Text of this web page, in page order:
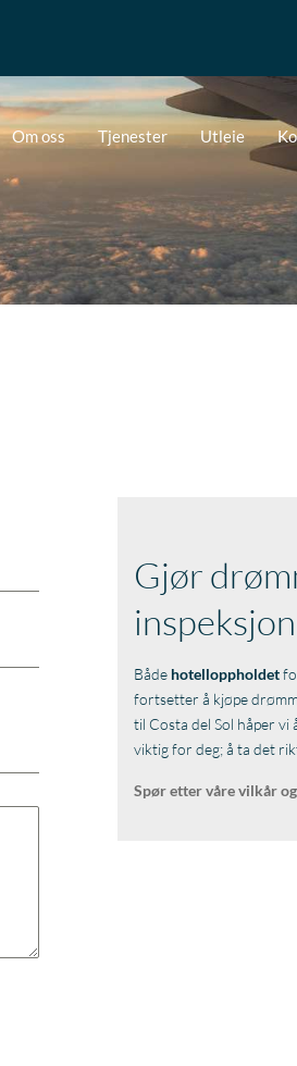
Om oss Tjenester Utleie
Gjør
Både hotelloppholdet
fortsetter å kjøpe
til Costa del Sol håper
viktig for deg; å ta det
Spør etter våre vilkår